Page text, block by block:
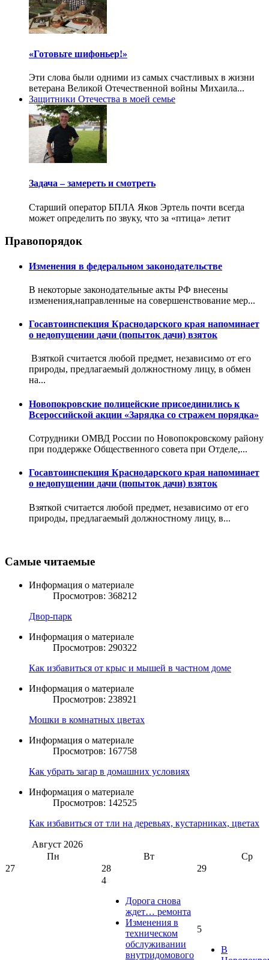
«Готовьте шифоньер!»
Эти слова были одними из самых счастливых в жизни
ветерана Великой Отечественной войны Михаила...
Защитники Отечества в моей семье
Задача – замереть и смотреть
Старший оператор БПЛА Яков Эртель почти всегда
может определить по звуку, что за «птица» летит
Правопорядок
Изменения в федеральном законодательстве
В некоторые законодательные акты РФ внесены
изменения,направленные на совершенствование мер...
Госавтоинспекция Краснодарского края напоминает
о недопущении дачи (попыток дачи) взяток
Взяткой считается любой предмет, независимо от его
природы, предлагаемый должностному лицу, в обмен
на...
Новопокровские полицейские присоединились к
Всероссийской акции «Зарядка со стражем порядка»
Сотрудники ОМВД России по Новопокровскому району
при поддержке Общественного совета при Отделе,...
Госавтоинспекция Краснодарского края напоминает
о недопущении дачи (попыток дачи) взяток
Взяткой считается любой предмет, независимо от его
природы, предлагаемый должностному лицу, в...
Самые читаемые
Информация о материале
Просмотров: 368212
Двор-парк
Информация о материале
Просмотров: 290322
Как избавиться от крыс и мышей в частном доме
Информация о материале
Просмотров: 238921
Мошки в комнатных цветах
Информация о материале
Просмотров: 167758
Как убрать загар в домашних условиях
Информация о материале
Просмотров: 142525
Как избавиться от тли на деревьях, кустарниках, цветах
Август 2026
Пн
Вт
Ср
27
28
29
4
Дорога снова
ждет… ремонта
Изменения в
техническом
обслуживании
внутридомового
5
В